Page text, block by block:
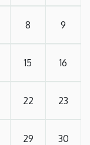
8 9
15 16
22 23
29 30